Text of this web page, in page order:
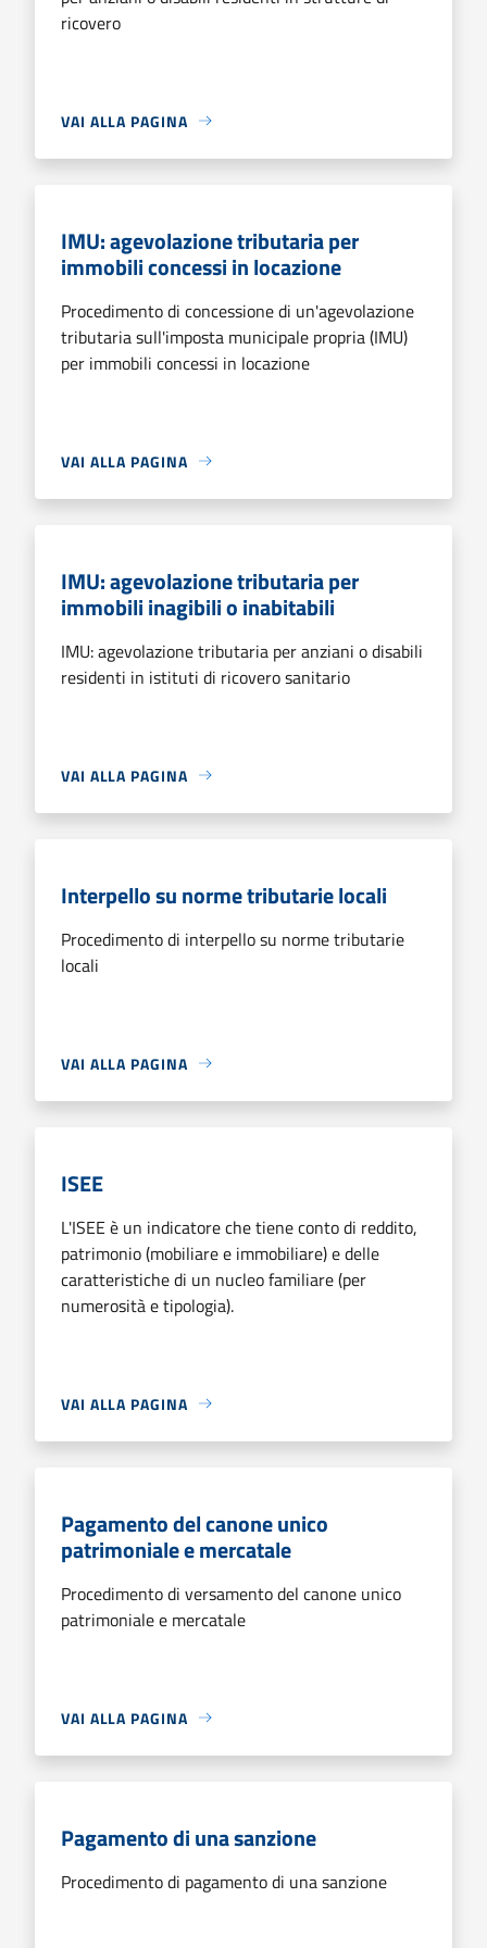
ricovero
VAI ALLA PAGINA
IMU: agevolazione tributaria per
immobili concessi in locazione
Procedimento di concessione di un'agevolazione
tributaria sull'imposta municipale propria (IMU)
per immobili concessi in locazione
VAI ALLA PAGINA
IMU: agevolazione tributaria per
immobili inagibili o inabitabili
IMU: agevolazione tributaria per anziani o disabili
residenti in istituti di ricovero sanitario
VAI ALLA PAGINA
Interpello su norme tributarie locali
Procedimento di interpello su norme tributarie
locali
VAI ALLA PAGINA
ISEE
L'ISEE è un indicatore che tiene conto di reddito,
patrimonio (mobiliare e immobiliare) e delle
caratteristiche di un nucleo familiare (per
numerosità e tipologia).
VAI ALLA PAGINA
Pagamento del canone unico
patrimoniale e mercatale
Procedimento di versamento del canone unico
patrimoniale e mercatale
VAI ALLA PAGINA
Pagamento di una sanzione
Procedimento di pagamento di una sanzione